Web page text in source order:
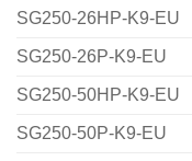
SG250-26HP-K9-EU
SG250-26P-K9-EU
SG250-50HP-K9-EU
SG250-50P-K9-EU